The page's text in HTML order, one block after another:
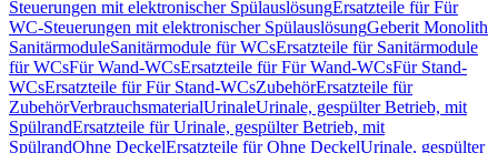
Steuerungen mit elektronischer SpülauslösungErsatzteile für Für
WC-Steuerungen mit elektronischer SpülauslösungGeberit Monolith
SanitärmoduleSanitärmodule für WCsErsatzteile für Sanitärmodule
für WCsFür Wand-WCsErsatzteile für Für Wand-WCsFür Stand-
WCsErsatzteile für Für Stand-WCsZubehörErsatzteile für
ZubehörVerbrauchsmaterialUrinaleUrinale, gespülter Betrieb, mit
SpülrandErsatzteile für Urinale, gespülter Betrieb, mit
SpülrandOhne DeckelErsatzteile für Ohne DeckelUrinale, gespülter